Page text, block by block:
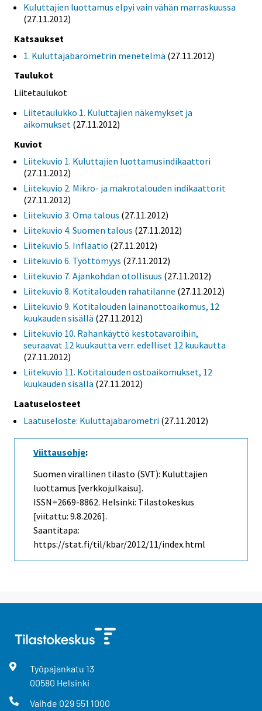
Kuluttajien luottamus elpyi vain vähän marraskuussa
(27.11.2012)
Katsaukset
1. Kuluttajabarometrin menetelmä (27.11.2012)
Taulukot
Liitetaulukot
Liitetaulukko 1. Kuluttajien näkemykset ja
aikomukset (27.11.2012)
Kuviot
Liitekuvio 1. Kuluttajien luottamusindikaattori
(27.11.2012)
Liitekuvio 2. Mikro- ja makrotalouden indikaattorit
(27.11.2012)
Liitekuvio 3. Oma talous (27.11.2012)
Liitekuvio 4. Suomen talous (27.11.2012)
Liitekuvio 5. Inflaatio (27.11.2012)
Liitekuvio 6. Työttömyys (27.11.2012)
Liitekuvio 7. Ajankohdan otollisuus (27.11.2012)
Liitekuvio 8. Kotitalouden rahatilanne (27.11.2012)
Liitekuvio 9. Kotitalouden lainanottoaikomus, 12
kuukauden sisällä (27.11.2012)
Liitekuvio 10. Rahankäyttö kestotavaroihin,
seuraavat 12 kuukautta verr. edelliset 12 kuukautta
(27.11.2012)
Liitekuvio 11. Kotitalouden ostoaikomukset, 12
kuukauden sisällä (27.11.2012)
Laatuselosteet
Laatuseloste: Kuluttajabarometri (27.11.2012)
Viittausohje:
Suomen virallinen tilasto (SVT): Kuluttajien
luottamus [verkkojulkaisu].
ISSN=2669-8862. Helsinki: Tilastokeskus
[viitattu: 9.8.2026].
Saantitapa:
https://stat.fi/til/kbar/2012/11/index.html
Työpajankatu 13
00580 Helsinki
Vaihde 029 551 1000